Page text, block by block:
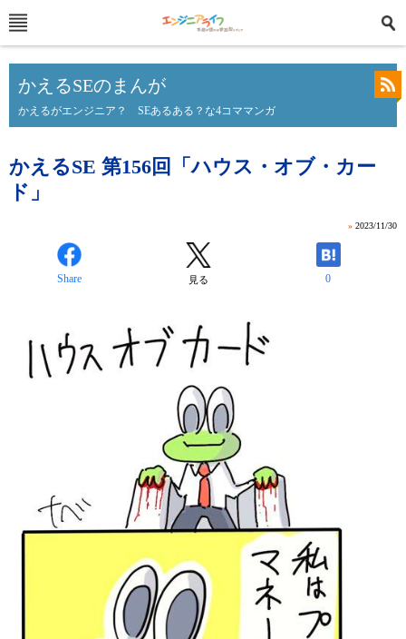
かえるSEのまんが
かえるがエンジニア？ SEあるある？な4コママンガ
かえるSE 第156回「ハウス・オブ・カー
ド」
» 2023/11/30
Share 見る 0